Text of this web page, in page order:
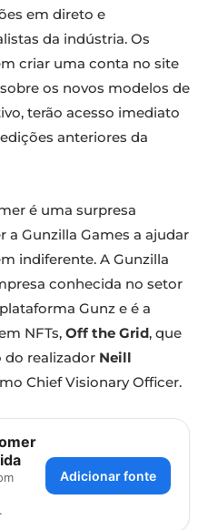
em direto e
da indústria. Os
criar uma conta no site
os novos modelos de
terão acesso imediato
anteriores da
é uma surpresa
a Gunzilla Games a ajudar
indiferente. A Gunzilla
conhecida no setor
Gunz e é a
NFTs, Off the Grid, que
realizador Neill
Chief Visionary Officer.
Adicionar fonte